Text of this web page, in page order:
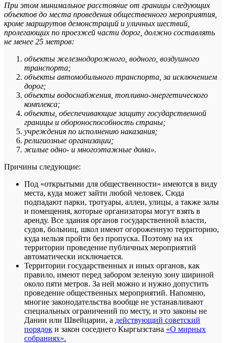
При этом минимальное расстояние от границы следующих
объектов до места проведения общественного мероприятия,
кроме маршрутов демонстраций и уличных шествий,
пролегающих по проезжей части дорог, должно составлять
не менее 25 метров:
объекты железнодорожного, водного, воздушного
транспорта;
объекты автомобильного транспорта, за исключением
дорог;
объекты водоснабжения, топливно-энергетического
комплекса;
объекты, обеспечивающие защиту государственной
границы и обороноспособность страны;
учреждения по исполнению наказания;
религиозные организации;
жилые одно- и многоэтажные дома».
Причины следующие:
Под «открытыми для общественности» имеются в виду
места, куда может зайти любой человек. Сюда
подпадают парки, тротуары, аллеи, улицы, а также залы
и помещения, которые организаторы могут взять в
аренду. Все здания органов государственной власти,
судов, больниц, школ имеют огороженную территорию,
куда нельзя пройти без пропуска. Поэтому на их
территории проведение публичных мероприятий
автоматически исключается.
Территории государственных и иных органов, как
правило, имеют перед забором зеленую зону шириной
около пяти метров. За ней можно и нужно допустить
проведение общественных мероприятий. Напомню,
многие законодательства вообще не устанавливают
специальных ограничений по месту, и это законы не
Дании или Швейцарии, а действующий советский
порядок и закон соседнего Кыргызстана «О мирных
собраниях».